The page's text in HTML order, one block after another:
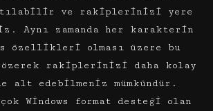
ve rakiplerinizi yere
Aynı zamanda her karakterin
özellikleri olması üzere bu
rakiplerinizi daha kolay
alt edebilmeniz mümkündür.
Windows format desteği olan